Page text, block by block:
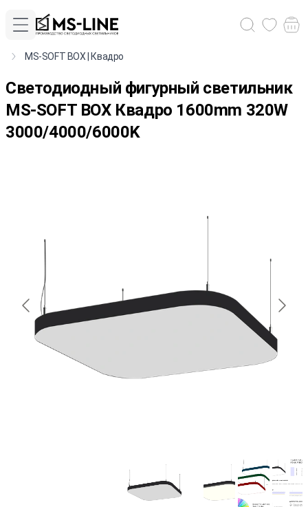
MS-SOFT BOX | Квадро
Cветодиодный фигурный светильник
MS-SOFT BOX Квадро 1600mm 320W
3000/4000/6000K